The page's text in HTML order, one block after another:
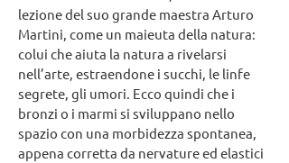
lezione del suo grande maestra Arturo
Martini, come un maieuta della natura:
colui che aiuta la natura a rivelarsi
nell’arte, estraendone i succhi, le linfe
segrete, gli umori. Ecco quindi che i
bronzi o i marmi si sviluppano nello
spazio con una morbidezza spontanea,
appena corretta da nervature ed elastici